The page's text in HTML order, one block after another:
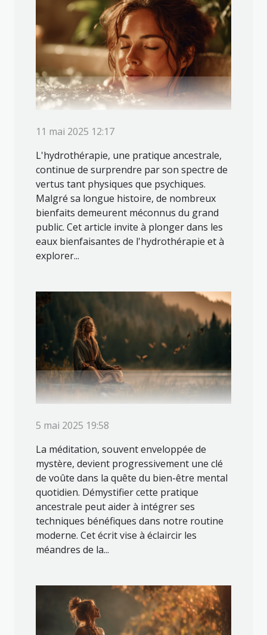
11 mai 2025 12:17
L'hydrothérapie, une pratique ancestrale,
continue de surprendre par son spectre de
vertus tant physiques que psychiques.
Malgré sa longue histoire, de nombreux
bienfaits demeurent méconnus du grand
public. Cet article invite à plonger dans les
eaux bienfaisantes de l'hydrothérapie et à
explorer...
5 mai 2025 19:58
La méditation, souvent enveloppée de
mystère, devient progressivement une clé
de voûte dans la quête du bien-être mental
quotidien. Démystifier cette pratique
ancestrale peut aider à intégrer ses
techniques bénéfiques dans notre routine
moderne. Cet écrit vise à éclaircir les
méandres de la...